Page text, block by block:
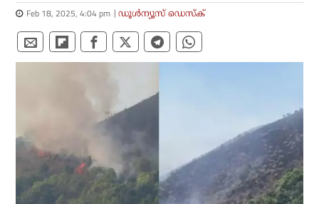
Feb 18, 2025, 4:04 pm ഡൂള്‍ന്യൂസ് ഡെസ്‌ക്